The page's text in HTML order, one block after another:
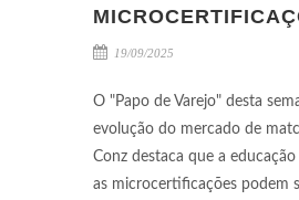
19/09/2025
O "Papo de Varejo" desta
evolução do mercado de
Conz destaca que a
as microcertificações podem